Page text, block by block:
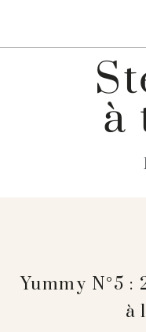
Yummy N°5 :
à